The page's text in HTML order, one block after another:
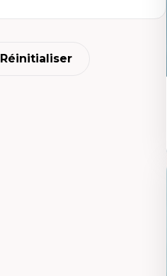
Réinitialiser